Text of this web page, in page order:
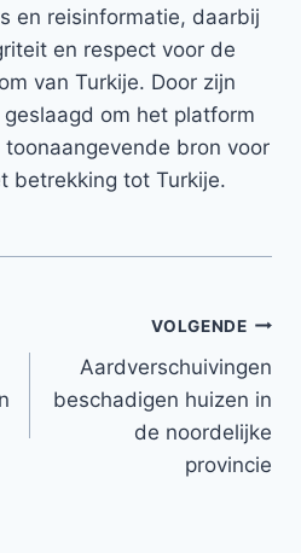
en reisinformatie, daarbij
en respect voor de
van Turkije. Door zijn
om het platform
bron voor
betrekking tot Turkije.
VOLGENDE
Aardverschuivingen
beschadigen huizen in
de noordelijke
provincie